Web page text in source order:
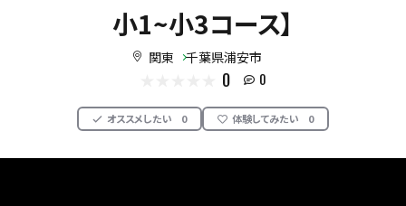
小1~小3コース】
関東 千葉県浦安市
0 0
オススメしたい 0 体験してみたい 0